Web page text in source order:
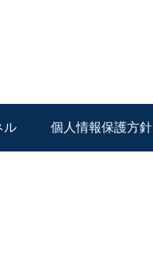
ル 個人情報保護方針